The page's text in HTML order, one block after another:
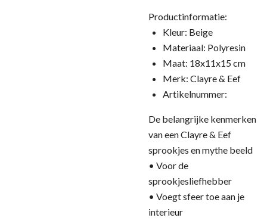
Productinformatie:
Kleur: Beige
Materiaal: Polyresin
Maat: 18x11x15 cm
Merk: Clayre & Eef
Artikelnummer:
De belangrijke kenmerken
van een Clayre & Eef
sprookjes en mythe beeld
• Voor de
sprookjesliefhebber
• Voegt sfeer toe aan je
interieur